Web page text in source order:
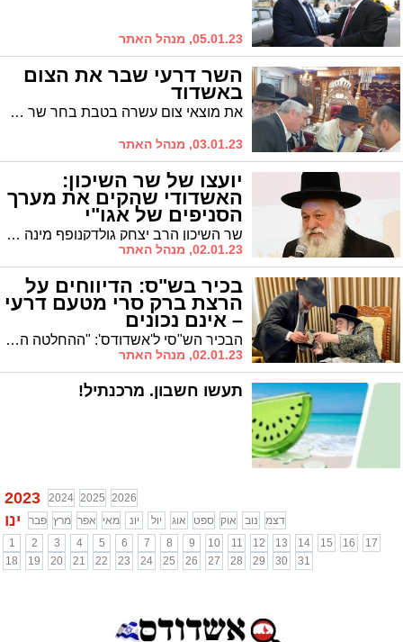
05.01.23, מנהל האתר
השר דרעי שבר את הצום
באשדוד
את מוצאי צום עשרה בטבת בחר שר הפנים והבריאות לעשות באשדוד בה אף כובד בסנדקאות
03.01.23, מנהל האתר
יועצו של שר השיכון:
האשדודי שהקים את מערך
הסניפים של אגו"י
שר השיכון הרב יצחק גולדקנופף מינה ליועצו את הרב ישראל קופרברג מאשדוד. מי האיש?
02.01.23, מנהל האתר
בכיר בש"ס: הדיווחים על
הרצת ברק סרי מטעם דרעי
– אינם נכונים
הבכיר הש"סי ל'אשדודס': "ההחלטה היא של יו"ר התנועה הרב דרעי, ומידיעה – הוא לא קיבל כל החלטה כזו" * "הרב דרעי תומך תמיכה מליאה באמסלם, והוא יקבל כל החלטה שלו"
02.01.23, מנהל האתר
תעשו חשבון. מרכנתיל!
2023 2024 2025 2026
ינו פבר מרץ אפר מאי יונ יול אוג ספט אוק נוב
דצמ
1
2 3 4 5 6 7 8 9 10 11 12 13 14 15 16
17
18
19 20 21 22 23 24 25 26 27 28 29 30 31